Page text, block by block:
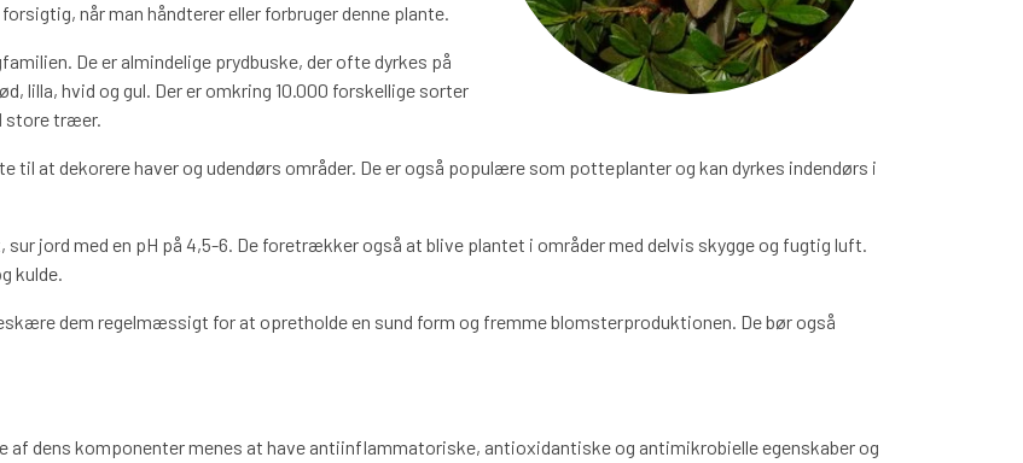
når man håndterer eller forbruger denne plante.
De er almindelige prydbuske, der ofte dyrkes på
lilla, hvid og gul. Der er omkring 10.000 forskellige sorter
store træer.
til at dekorere haver og udendørs områder. De er også populære som potteplanter og kan dyrkes indendørs i
jord med en pH på 4,5-6. De foretrækker også at blive plantet i områder med delvis skygge og fugtig luft.
kulde.
dem regelmæssigt for at opretholde en sund form og fremme blomsterproduktionen. De bør også
af dens komponenter menes at have antiinflammatoriske, antioxidantiske og antimikrobielle egenskaber og